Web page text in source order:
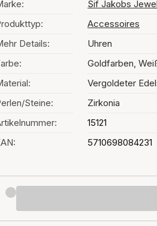
Sif Jakobs
Accessoires
Details:
Uhren
Goldfarben,
Vergoldeter
Steine:
Zirkonia
15121
5710698084231